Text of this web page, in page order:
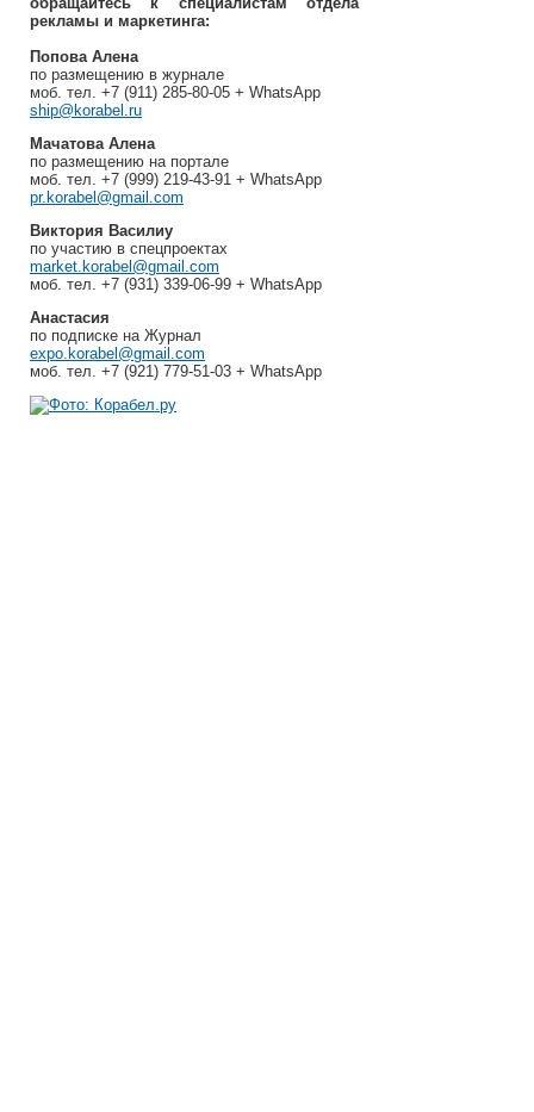
рекламы и маркетинга:
Попова Алена
по размещению в журнале
моб. тел. +7 (911) 285-80-05 + WhatsApp
ship@korabel.ru
Мачатова Алена
по размещению на портале
моб. тел. +7 (999) 219-43-91 + WhatsApp
pr.korabel@gmail.com
Виктория Василиу
по участию в спецпроектах
market.korabel@gmail.com
моб. тел. +7 (931) 339-06-99 + WhatsApp
Анастасия
по подписке на Журнал
expo.korabel@gmail.com
моб. тел. +7 (921) 779-51-03 + WhatsApp